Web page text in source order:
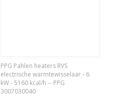
PPG Pahlen heaters RVS
electrische warmtewisselaar - 6
kW - 5160 kcal/h -- PPG
3007030040